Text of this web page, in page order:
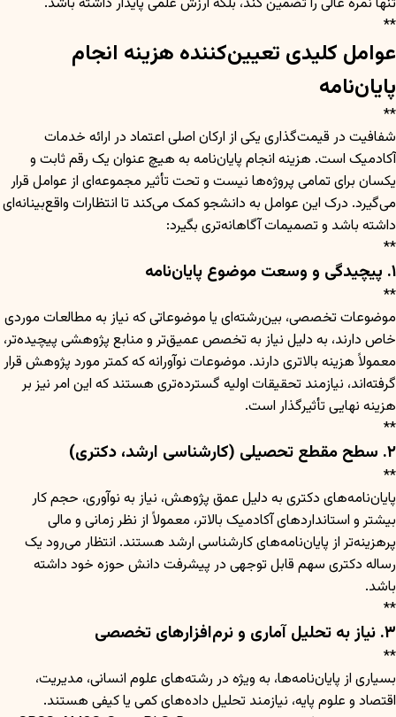
**
عوامل کلیدی تعیین‌کننده هزینه انجام
پایان‌نامه
**
شفافیت در قیمت‌گذاری یکی از ارکان اصلی اعتماد در ارائه خدمات
آکادمیک است. هزینه انجام پایان‌نامه به هیچ عنوان یک رقم ثابت و
یکسان برای تمامی پروژه‌ها نیست و تحت تأثیر مجموعه‌ای از عوامل قرار
می‌گیرد. درک این عوامل به دانشجو کمک می‌کند تا انتظارات واقع‌بینانه‌ای
داشته باشد و تصمیمات آگاهانه‌تری بگیرد:
**
۱. پیچیدگی و وسعت موضوع پایان‌نامه
**
موضوعات تخصصی، بین‌رشته‌ای یا موضوعاتی که نیاز به مطالعات موردی
خاص دارند، به دلیل نیاز به تخصص عمیق‌تر و منابع پژوهشی پیچیده‌تر،
معمولاً هزینه بالاتری دارند. موضوعات نوآورانه که کمتر مورد پژوهش قرار
گرفته‌اند، نیازمند تحقیقات اولیه گسترده‌تری هستند که این امر نیز بر
هزینه نهایی تأثیرگذار است.
**
۲. سطح مقطع تحصیلی (کارشناسی ارشد، دکتری)
**
پایان‌نامه‌های دکتری به دلیل عمق پژوهش، نیاز به نوآوری، حجم کار
بیشتر و استانداردهای آکادمیک بالاتر، معمولاً از نظر زمانی و مالی
پرهزینه‌تر از پایان‌نامه‌های کارشناسی ارشد هستند. انتظار می‌رود یک
رساله دکتری سهم قابل توجهی در پیشرفت دانش حوزه خود داشته
باشد.
**
۳. نیاز به تحلیل آماری و نرم‌افزارهای تخصصی
**
بسیاری از پایان‌نامه‌ها، به ویژه در رشته‌های علوم انسانی، مدیریت،
اقتصاد و علوم پایه، نیازمند تحلیل داده‌های کمی یا کیفی هستند.